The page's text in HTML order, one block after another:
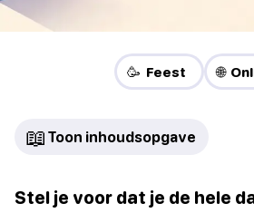
🥳 Feest 🌐
📖 Toon inhoudsopgave
Stel je voor dat je de hele